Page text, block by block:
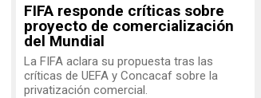
FIFA responde críticas sobre
proyecto de comercialización
del Mundial
La FIFA aclara su propuesta tras las
críticas de UEFA y Concacaf sobre la
privatización comercial.